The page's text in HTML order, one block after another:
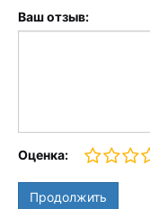
Ваш отзыв:
Оценка:
Продолжить